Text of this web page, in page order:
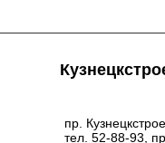
пр.
тел. 52-88-93,